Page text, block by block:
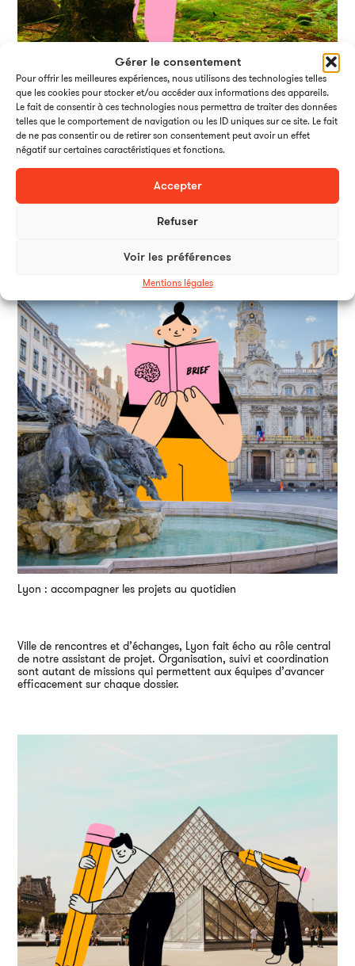
Gérer le consentement
Pour offrir les meilleures expériences, nous utilisons des technologies telles
que les cookies pour stocker et/ou accéder aux informations des appareils.
Le fait de consentir à ces technologies nous permettra de traiter des données
telles que le comportement de navigation ou les ID uniques sur ce site. Le fait
de ne pas consentir ou de retirer son consentement peut avoir un effet
négatif sur certaines caractéristiques et fonctions.
Accepter
Refuser
Voir les préférences
Mentions légales
Auvergne–Rhône-Alpes : raconter des histoires en images
réalisations, il met en images les messages, les valeurs et les
projets de nos clients.
Lyon : accompagner les projets au quotidien
Ville de rencontres et d’échanges, Lyon fait écho au rôle central
de notre assistant de projet. Organisation, suivi et coordination
sont autant de missions qui permettent aux équipes d’avancer
efficacement sur chaque dossier.